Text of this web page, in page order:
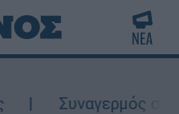
Συναγερμός στον